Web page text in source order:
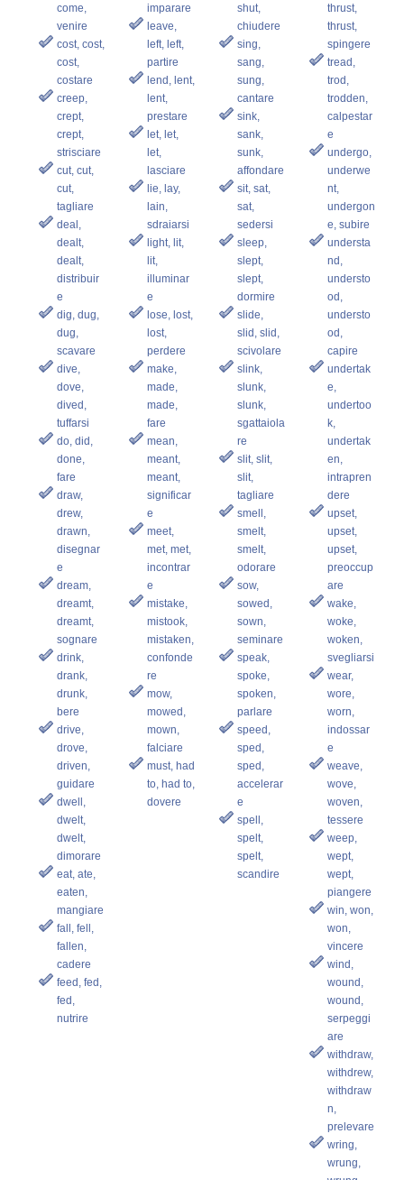
come,
venire
cost, cost,
cost,
costare
creep,
crept,
crept,
strisciare
cut, cut,
cut,
tagliare
deal,
dealt,
dealt,
distribuir
e
dig, dug,
dug,
scavare
dive,
dove,
dived,
tuffarsi
do, did,
done,
fare
draw,
drew,
drawn,
disegnar
e
dream,
dreamt,
dreamt,
sognare
drink,
drank,
drunk,
bere
drive,
drove,
driven,
guidare
dwell,
dwelt,
dwelt,
dimorare
eat, ate,
eaten,
mangiare
fall, fell,
fallen,
cadere
feed, fed,
fed,
nutrire
imparare
leave,
left, left,
partire
lend, lent,
lent,
prestare
let, let,
let,
lasciare
lie, lay,
lain,
sdraiarsi
light, lit,
lit,
illuminar
e
lose, lost,
lost,
perdere
make,
made,
made,
fare
mean,
meant,
meant,
significar
e
meet,
met, met,
incontrar
e
mistake,
mistook,
mistaken,
confonde
re
mow,
mowed,
mown,
falciare
must, had
to, had to,
dovere
shut,
chiudere
sing,
sang,
sung,
cantare
sink,
sank,
sunk,
affondare
sit, sat,
sat,
sedersi
sleep,
slept,
slept,
dormire
slide,
slid, slid,
scivolare
slink,
slunk,
slunk,
sgattaiola
re
slit, slit,
slit,
tagliare
smell,
smelt,
smelt,
odorare
sow,
sowed,
sown,
seminare
speak,
spoke,
spoken,
parlare
speed,
sped,
sped,
accelerar
e
spell,
spelt,
spelt,
scandire
thrust,
thrust,
spingere
tread,
trod,
trodden,
calpestar
e
undergo,
underwe
nt,
undergon
e, subire
understa
nd,
understo
od,
understo
od,
capire
undertak
e,
undertoo
k,
undertak
en,
intrapren
dere
upset,
upset,
upset,
preoccup
are
wake,
woke,
woken,
svegliarsi
wear,
wore,
worn,
indossar
e
weave,
wove,
woven,
tessere
weep,
wept,
wept,
piangere
win, won,
won,
vincere
wind,
wound,
wound,
serpeggi
are
withdraw,
withdrew,
withdraw
n,
prelevare
wring,
wrung,